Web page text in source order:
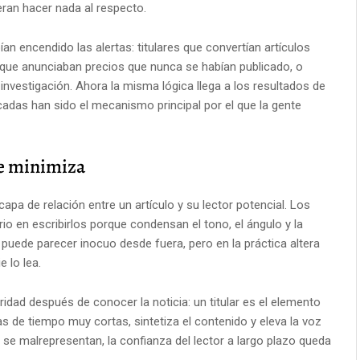
hacer nada al respecto.
encendido las alertas: titulares que convertían artículos
anunciaban precios que nunca se habían publicado, o
Ahora la misma lógica llega a los resultados de
han sido el mecanismo principal por el que la gente
minimiza
de relación entre un artículo y su lector potencial. Los
en escribirlos porque condensan el tono, el ángulo y la
parecer inocuo desde fuera, pero en la práctica altera
lo lea.
después de conocer la noticia: un titular es el elemento
de tiempo muy cortas, sintetiza el contenido y eleva la voz
malrepresentan, la confianza del lector a largo plazo queda